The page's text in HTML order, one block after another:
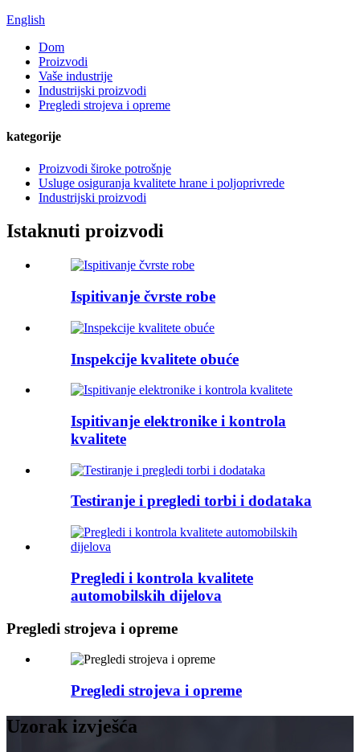
English
Dom
Proizvodi
Vaše industrije
Industrijski proizvodi
Pregledi strojeva i opreme
kategorije
Proizvodi široke potrošnje
Usluge osiguranja kvalitete hrane i poljoprivrede
Industrijski proizvodi
Istaknuti proizvodi
Ispitivanje čvrste robe
Inspekcije kvalitete obuće
Ispitivanje elektronike i kontrola
kvalitete
Testiranje i pregledi torbi i dodataka
Pregledi i kontrola kvalitete
automobilskih dijelova
Pregledi strojeva i opreme
Pregledi strojeva i opreme
Uzorak izvješća